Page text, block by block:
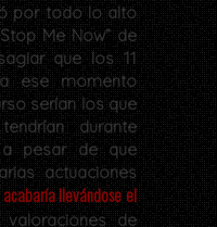
por todo lo alto
Me Now” de
que los 11
ese momento
serían los que
durante
pesar de que
actuaciones
llevándose el
de